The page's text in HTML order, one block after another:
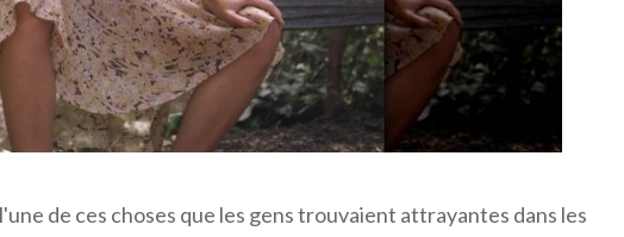
de ces choses que les gens trouvaient attrayantes dans les